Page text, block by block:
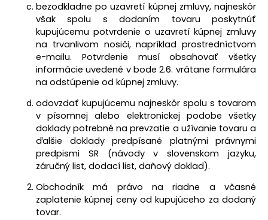
bezodkladne po uzavretí kúpnej zmluvy, najneskôr
však spolu s dodaním tovaru poskytnúť
kupujúcemu potvrdenie o uzavretí kúpnej zmluvy
na trvanlivom nosiči, napríklad prostredníctvom
e-mailu. Potvrdenie musí obsahovať všetky
informácie uvedené v bode2.6. vrátane formulára
na odstúpenie od kúpnej zmluvy.
odovzdať kupujúcemu najneskôr spolu s tovarom
v písomnej alebo elektronickej podobe všetky
doklady potrebné na prevzatie a užívanie tovaru a
ďalšie doklady predpísané platnými právnymi
predpismi SR (návody v slovenskom jazyku,
záručný list, dodací list, daňový doklad).
Obchodník má právo na riadne a včasné
zaplatenie kúpnej ceny od kupujúceho za dodaný
tovar.